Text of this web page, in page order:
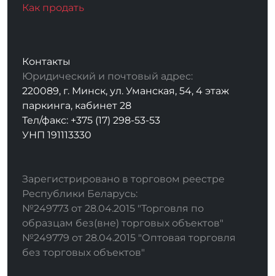
Как продать
Контакты
Юридический и почтовый адрес:
220089, г. Минск, ул. Уманская, 54, 4 этаж
паркинга, кабинет 28
Тел/факс: +375 (17) 298-53-53
УНП 191113330
Зарегистрировано в торговом реестре
Республики Беларусь:
№249773 от 28.04.2015 "Торговля по
образцам без(вне) торговых объектов"
№249779 от 28.04.2015 "Оптовая торговля
без торговых объектов"